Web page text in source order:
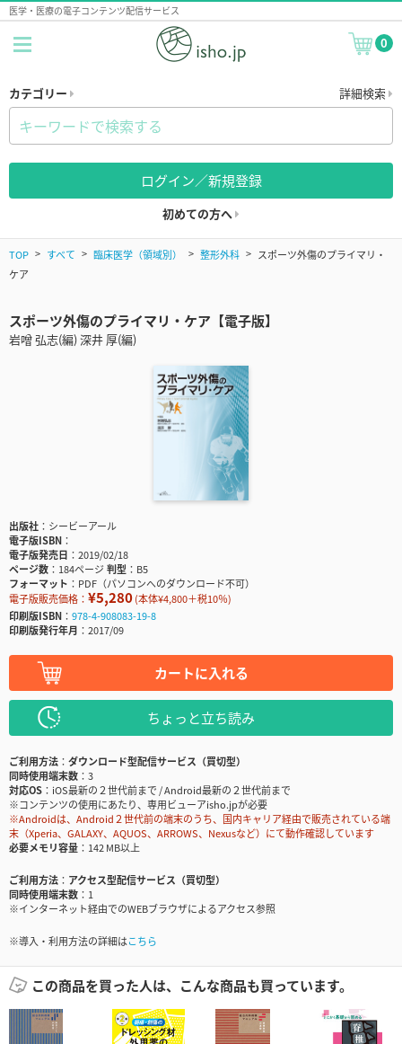
医学・医療の電子コンテンツ配信サービス
0
カテゴリー 詳細検索
ログイン／新規登録
初めての方へ
TOP すべて 臨床医学（領域別） 整形外科
スポーツ外傷のプライマリ・
ケア
スポーツ外傷のプライマリ・ケア【電子版】
岩噌 弘志(編) 深井 厚(編)
出版社
シービーアール
電子版ISBN
電子版発売日
2019/02/18
ページ数
184ページ判型
B5
フォーマット
PDF（パソコンへのダウンロード不可）
電子版販売価格： ¥5,280(本体¥4,800＋税10％)
印刷版ISBN
978-4-908083-19-8
印刷版発行年月
2017/09
カートに入れる
ちょっと立ち読み
ご利用方法
ダウンロード型配信サービス（買切型）
同時使用端末数
3
対応OS
iOS最新の２世代前まで / Android最新の２世代前まで
※コンテンツの使用にあたり、専用ビューアisho.jpが必要
※Androidは、Android２世代前の端末のうち、国内キャリア経由で販売されている端
末（Xperia、GALAXY、AQUOS、ARROWS、Nexusなど）にて動作確認しています
必要メモリ容量
142 MB以上
ご利用方法
アクセス型配信サービス（買切型）
同時使用端末数
1
※インターネット経由でのWEBブラウザによるアクセス参照
※導入・利用方法の詳細はこちら
この商品を買った人は、こんな商品も買っています。